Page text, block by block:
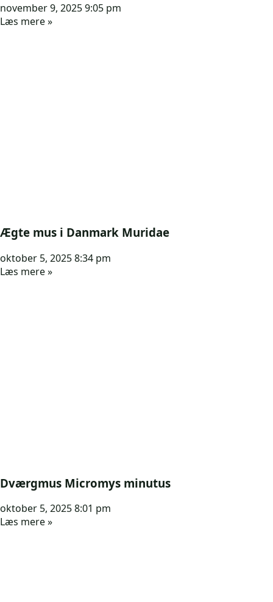
november 9, 20259:05 pm
Læs mere »
Ægte mus i Danmark Muridae
oktober 5, 20258:34 pm
Læs mere »
Dværgmus Micromys minutus
oktober 5, 20258:01 pm
Læs mere »